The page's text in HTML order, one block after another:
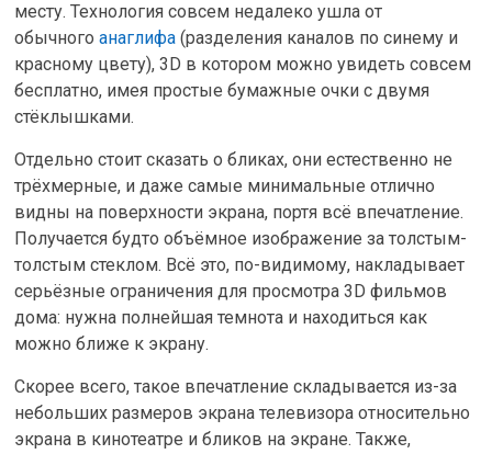
месту. Технология совсем недалеко ушла от
обычногоанаглифа (разделения каналов по синему и
красному цвету), 3D в котором можно увидеть совсем
бесплатно, имея простые бумажные очки с двумя
стёклышками.
Отдельно стоит сказать о бликах, они естественно не
трёхмерные, и даже самые минимальные отлично
видны на поверхности экрана, портя всё впечатление.
Получается будто объёмное изображение за толстым-
толстым стеклом. Всё это, по-видимому, накладывает
серьёзные ограничения для просмотра 3D фильмов
дома: нужна полнейшая темнота и находиться как
можно ближе к экрану.
Скорее всего, такое впечатление складывается из-за
небольших размеров экрана телевизора относительно
экрана в кинотеатре и бликов на экране. Также,